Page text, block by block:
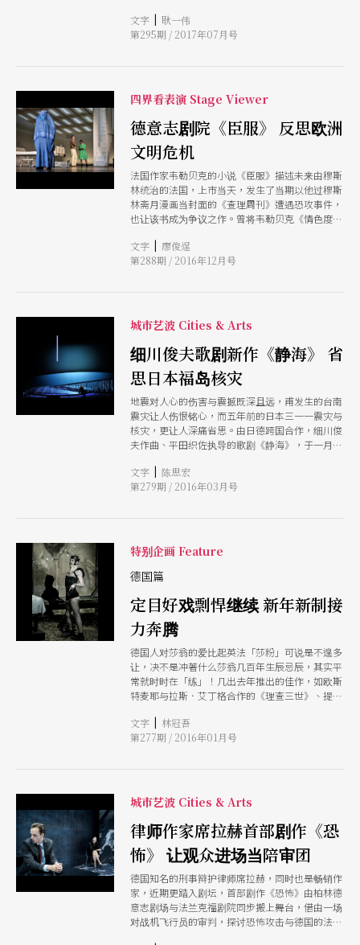
重新思考人的存在意义；而如果把等待者想像成是
两个在法国占领区准备等待救援的犹太人，整个角
文字 | 耿一伟
第295期 / 2017年07月号
四界看表演 Stage Viewer
德意志剧院《臣服》 反思欧洲
文明危机
法国作家韦勒贝克的小说《臣服》描述未来由穆斯
林统治的法国，上市当天，发生了当期以他过穆斯
林斋月漫画当封面的《查理周刊》遭遇恐攻事件，
也让该书成为争议之作。曾将韦勒贝克《情色度假
院的《臣服》制作，这已是该书在德语剧坛的第三
个版本。剧中主角就像久病不愈的病人，他如同欧
文字 | 廖俊逞
第288期 / 2016年12月号
城市艺波 Cities & Arts
细川俊夫歌剧新作《静海》 省
思日本福岛核灾
地震对人心的伤害与震撼既深且远，甫发生的台南
震灾让人伤恨铭心，而五年前的日本三一一震灾与
核灾，更让人深痛省思。由日德跨国合作，细川俊
夫作曲、平田织佐执导的歌剧《静海》，于一月下
视福岛核灾，透过清简空荡的日本剧场美学，鲜有
激情的音符，却展现出强大的感染力。
文字 | 陈思宏
第279期 / 2016年03月号
特别企画 Feature
德国篇
定目好戏剽悍继续 新年新制接
力奔腾
德国人对莎翁的爱比起英法「莎粉」可说是不遑多
让，决不是冲著什么莎翁几百年生辰忌辰，其实平
常就时时在「练」！几出去年推出的佳作，如欧斯
特麦耶与拉斯．艾丁格合作的《理查三世》、提
的《威尼斯商人》等今年续烧，还有克里根堡将以
《暴风雨》向莎翁致意二○一六的德国剧坛，莎翁
文字 | 林冠吾
第277期 / 2016年01月号
城市艺波 Cities & Arts
律师作家席拉赫首部剧作《恐
怖》 让观众进场当陪审团
德国知名的刑事辩护律师席拉赫，同时也是畅销作
家，近期更踏入剧坛，首部剧作《恐怖》由柏林德
意志剧场与法兰克福剧院同步搬上舞台，借由一场
对战机飞行员的审判，探讨恐怖攻击与德国的法